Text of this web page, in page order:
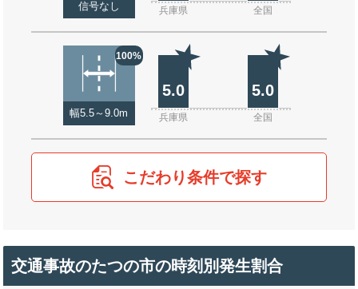
信号なし 兵庫県 全国
100%
幅5.5～9.0m
5.0 5.0
兵庫県 全国
こだわり条件で探す
交通事故のたつの市の時刻別発生割合